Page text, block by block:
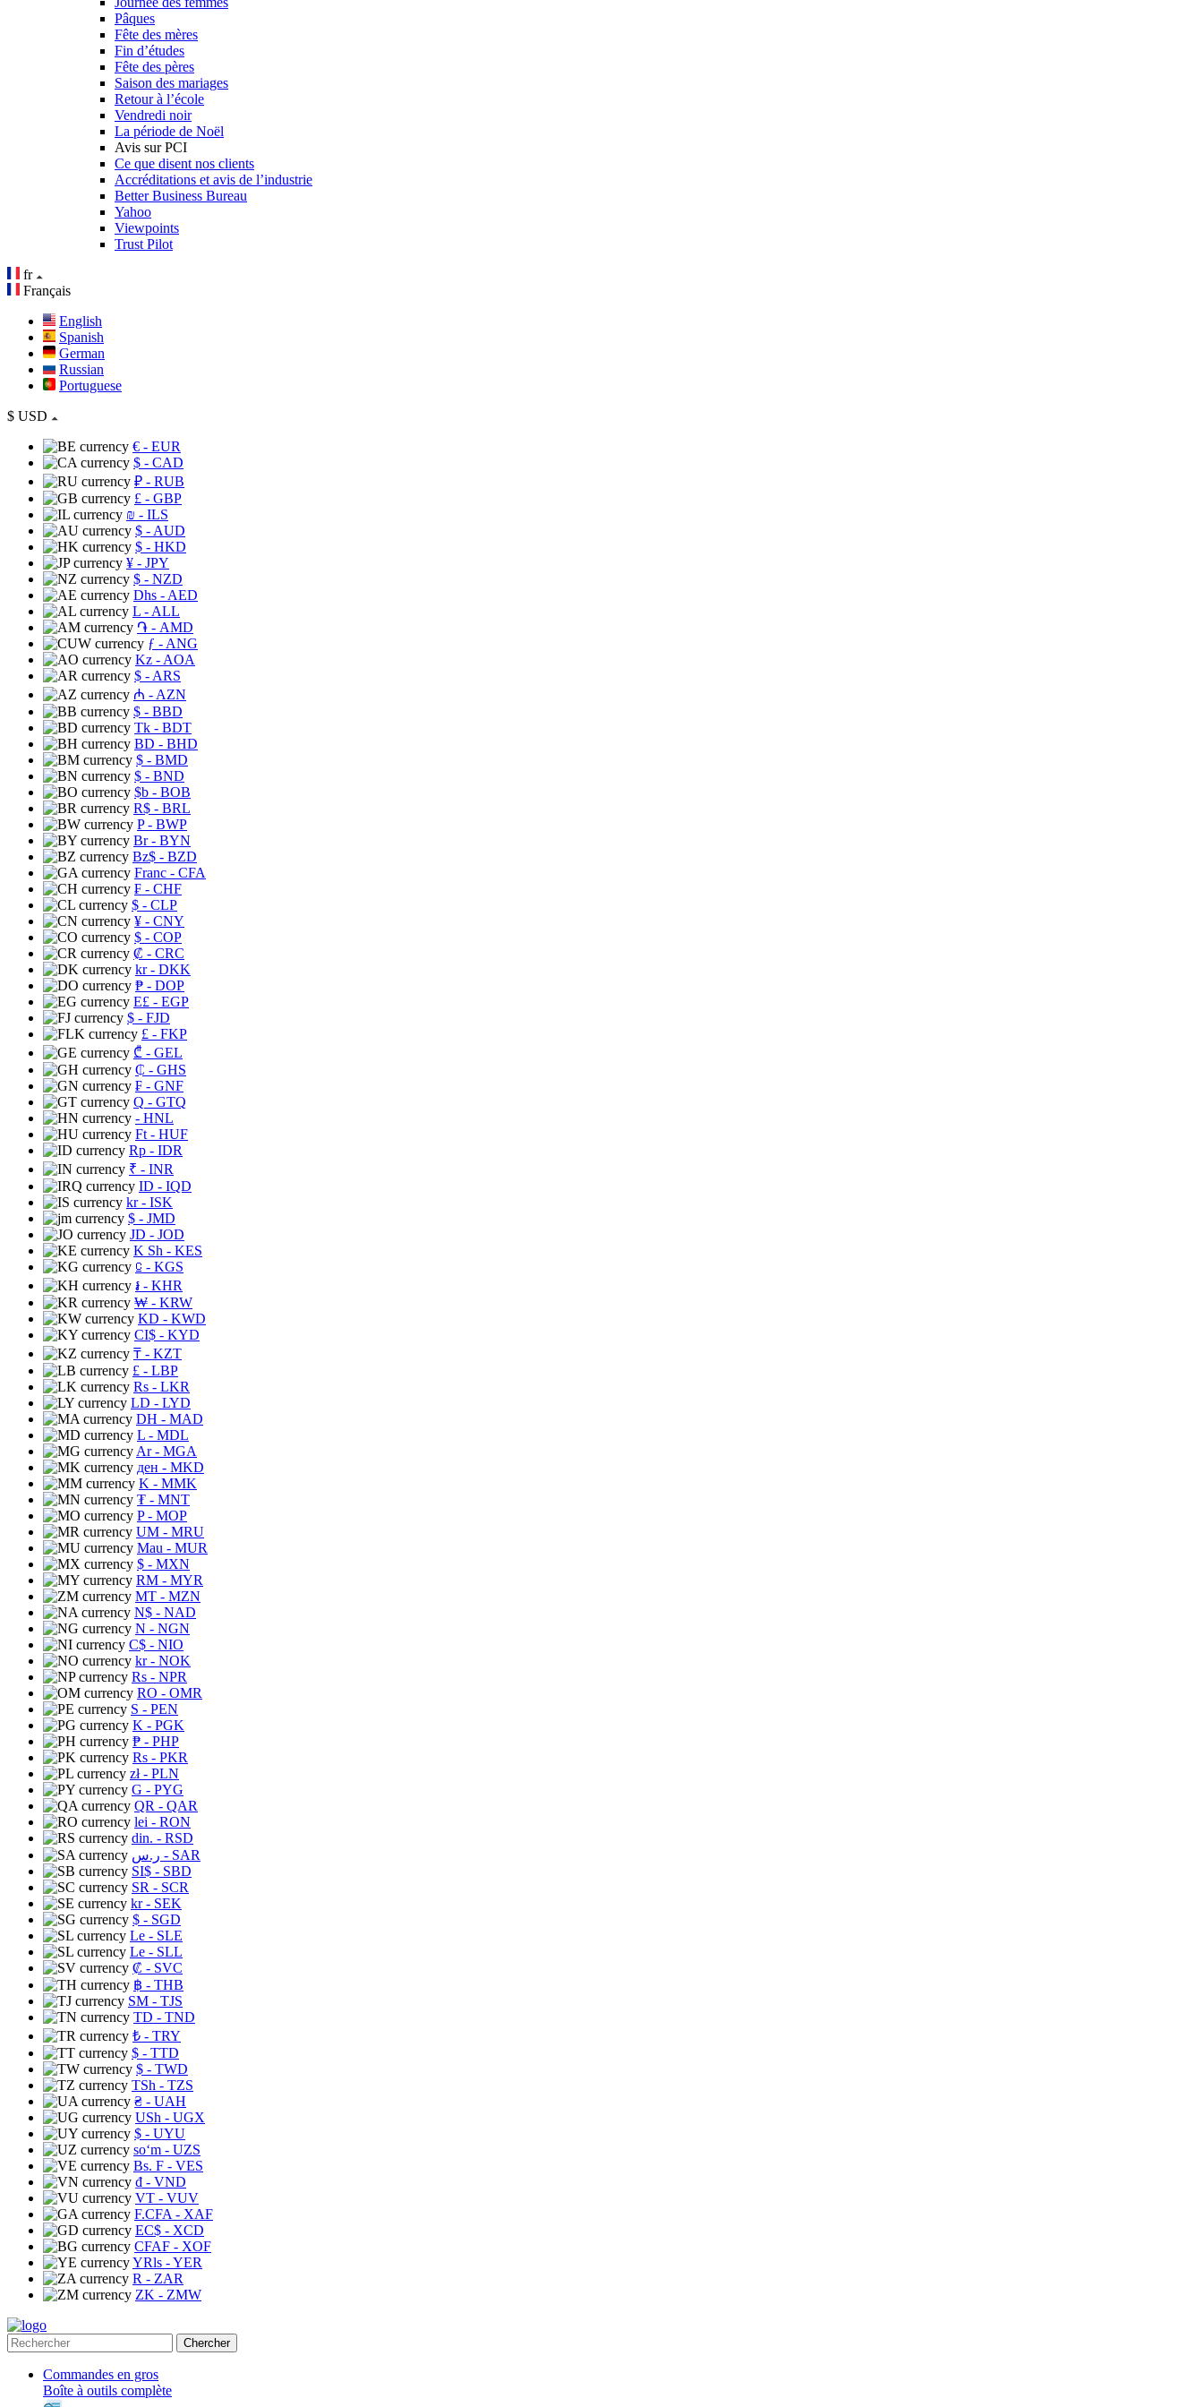
Pâques
Fête des mères
Fin d’études
Fête des pères
Saison des mariages
Retour à l’école
Vendredi noir
La période de Noël
Avis sur PCI
Ce que disent nos clients
Accréditations et avis de l’industrie
Better Business Bureau
Yahoo
Viewpoints
Trust Pilot
fr
Français
English
Spanish
German
Russian
Portuguese
$ USD
€ - EUR
$ - CAD
₽ - RUB
£ - GBP
₪ - ILS
$ - AUD
$ - HKD
¥ - JPY
$ - NZD
Dhs - AED
L - ALL
֏ - AMD
ƒ - ANG
Kz - AOA
$ - ARS
₼ - AZN
$ - BBD
Tk - BDT
BD - BHD
$ - BMD
$ - BND
$b - BOB
R$ - BRL
P- BWP
Br- BYN
Bz$ - BZD
Franc - CFA
₣ - CHF
$ - CLP
¥ - CNY
$ - COP
₡ - CRC
kr- DKK
₱ - DOP
E£ - EGP
$ - FJD
£ - FKP
₾ - GEL
₵ - GHS
₣ - GNF
Q - GTQ
- HNL
Ft - HUF
Rp - IDR
₹ - INR
ID - IQD
kr- ISK
$ - JMD
JD - JOD
K Sh - KES
⃀ - KGS
៛ - KHR
₩ - KRW
KD - KWD
CI$ - KYD
₸ - KZT
£ - LBP
Rs - LKR
LD - LYD
DH - MAD
L - MDL
Ar- MGA
ден - MKD
K - MMK
₮ - MNT
P- MOP
UM - MRU
Mau - MUR
$ - MXN
RM - MYR
MT - MZN
N$ - NAD
N - NGN
C$ - NIO
kr- NOK
Rs - NPR
RO - OMR
S - PEN
K - PGK
₱ - PHP
Rs - PKR
zł- PLN
G - PYG
QR - QAR
lei - RON
din. - RSD
ر.س - SAR
SI$ - SBD
SR - SCR
kr- SEK
$ - SGD
Le - SLE
Le - SLL
₡ - SVC
฿ - THB
ЅМ - TJS
TD - TND
₺ - TRY
$ - TTD
$ - TWD
TSh - TZS
₴ - UAH
USh - UGX
$ - UYU
soʻm - UZS
Bs. F - VES
₫ - VND
VT - VUV
F.CFA - XAF
EC$ - XCD
CFAF - XOF
YRls - YER
R - ZAR
ZK - ZMW
Chercher
Commandes en gros
Boîte à outils complète